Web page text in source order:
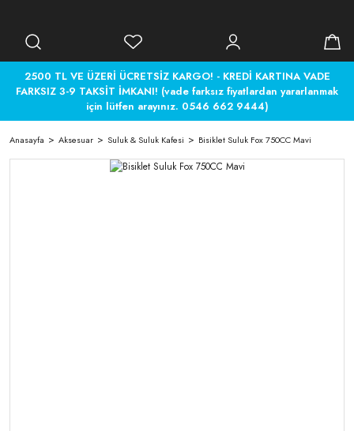
2500 TL VE ÜZERİ ÜCRETSİZ KARGO! - KREDİ KARTINA VADE
FARKSIZ 3-9 TAKSİT İMKANI! (vade farksız fiyatlardan yararlanmak
için lütfen arayınız. 0546 662 9444)
Anasayfa Aksesuar Suluk & Suluk Kafesi Bisiklet Suluk Fox 750CC Mavi